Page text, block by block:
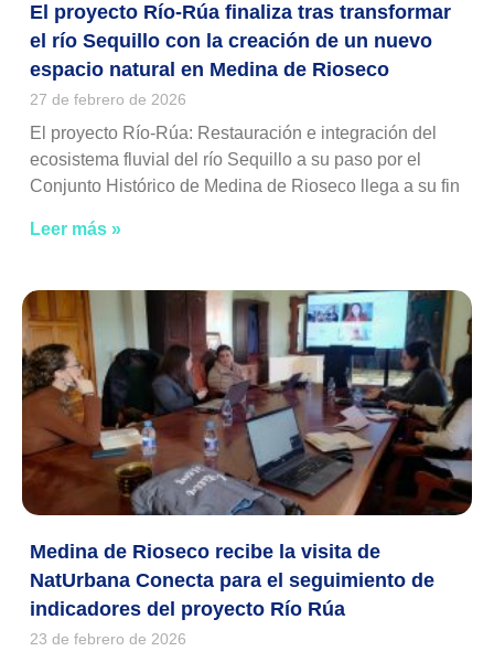
El proyecto Río-Rúa finaliza tras transformar
el río Sequillo con la creación de un nuevo
espacio natural en Medina de Rioseco
27 de febrero de 2026
El proyecto Río-Rúa: Restauración e integración del
ecosistema fluvial del río Sequillo a su paso por el
Conjunto Histórico de Medina de Rioseco llega a su fin
Leer más »
Medina de Rioseco recibe la visita de
NatUrbana Conecta para el seguimiento de
indicadores del proyecto Río Rúa
23 de febrero de 2026